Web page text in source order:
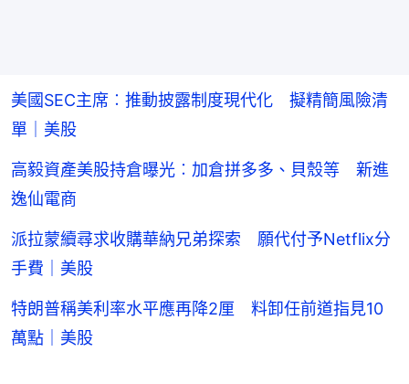
美國SEC主席︰推動披露制度現代化 擬精簡風險清
單｜美股
高毅資產美股持倉曝光︰加倉拼多多、貝殼等 新進
逸仙電商
派拉蒙續尋求收購華納兄弟探索 願代付予Netflix分
手費｜美股
特朗普稱美利率水平應再降2厘 料卸任前道指見10
萬點｜美股